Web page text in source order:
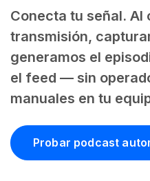
Conecta tu señal. Al
transmisión,
generamos el
el feed — sin
manuales en tu
Probar podcast